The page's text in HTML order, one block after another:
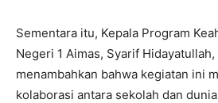
Sementara itu, Kepala Program
Negeri 1 Aimas, Syarif Hidayatullah,
menambahkan bahwa kegiatan ini
kolaborasi antara sekolah dan